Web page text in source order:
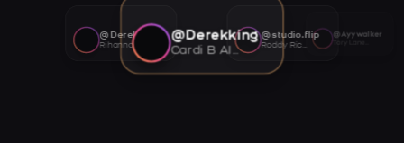
@Derekking
Cardi B AI voice
@studio.flip
Roddy Ricch AI voice
@Ayywalker
@Derekking
Rihanna AI voice